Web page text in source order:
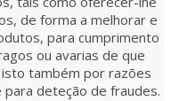
de forma a melhorar e
para cumprimento
ou avarias de que
também por razões
deteção de fraudes.